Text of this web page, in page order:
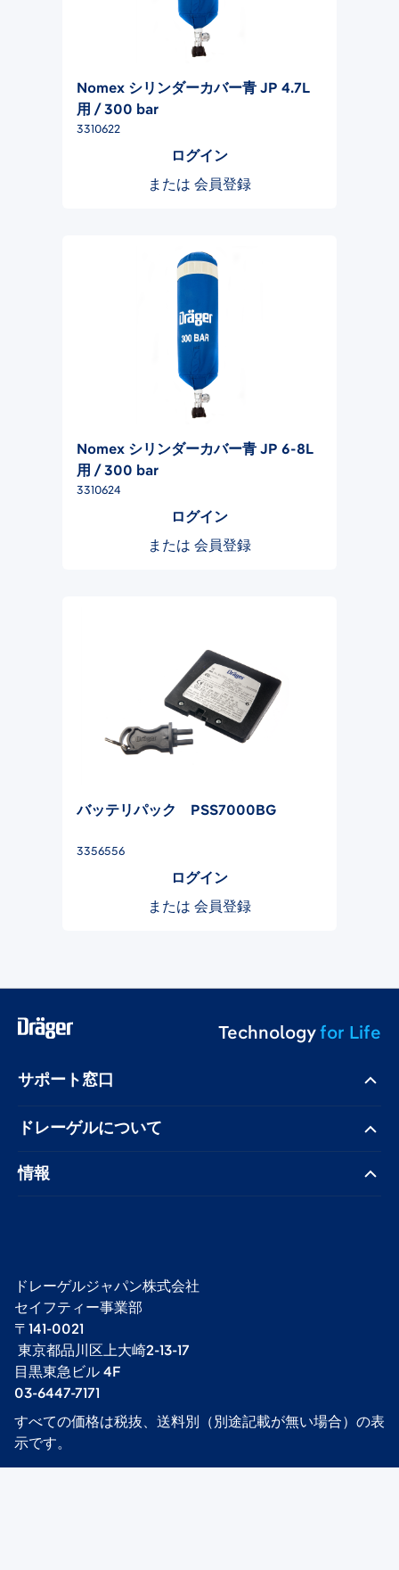
Nomex シリンダーカバー青 JP 4.7L
用 / 300 bar
3310622
ログイン
または 会員登録
Nomex シリンダーカバー青 JP 6-8L
用 / 300 bar
3310624
ログイン
または 会員登録
バッテリパック PSS7000BG
3356556
ログイン
または 会員登録
Technologyfor Life
サポート窓口
ドレーゲル​について
情報
ドレーゲルジャパン株式会社 ​
セイフティー事業部​
〒141-0021
​ 東京都品川区上大崎2-13-17​
目黒東急ビル 4F​
03-6447-7171
すべての価格は税抜、送料別（別途記載が無い場合）の表
示です。